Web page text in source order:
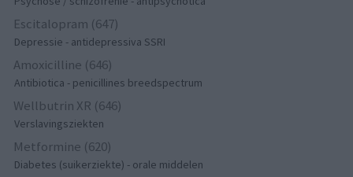
Escitalopram (647)
Depressie - antidepressiva SSRI
Amoxicilline (646)
Antibiotica - penicillines breedspectrum
Wellbutrin XR (646)
Verslavingsziekten
Metformine (620)
Diabetes (suikerziekte) - orale middelen